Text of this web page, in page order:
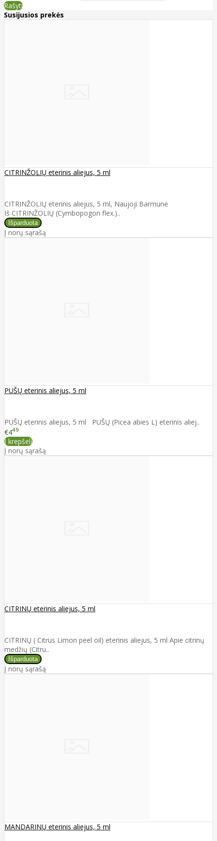
Rašyti
Susijusios prekės
CITRINŽOLIŲ eterinis aliejus, 5 ml
CITRINŽOLIŲ eterinis aliejus, 5 ml, Naujoji Barmunė
Iš CITRINŽOLIŲ (Cymbopogon flex.)..
Į norų sąrašą
PUŠŲ eterinis aliejus, 5 ml
PUŠŲ eterinis aliejus, 5 ml PUŠŲ (Picea abies L) eterinis aliej..
€449
Į krepšelį
Į norų sąrašą
CITRINŲ eterinis aliejus, 5 ml
CITRINŲ ( Citrus Limon peel oil) eterinis aliejus, 5 ml Apie citrinų
medžių (Citru..
Į norų sąrašą
MANDARINŲ eterinis aliejus, 5 ml